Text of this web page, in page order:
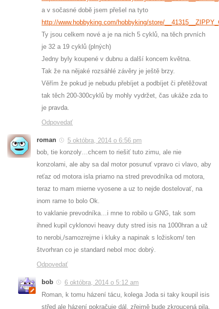
a v sočasné době jsem přešel na tyto
http://www.hobbyking.com/hobbyking/store/
Ty jsou celkem nové a je na nich 5 cyklů, na těch prvních
je 32 a 19 cyklů (plných)
Jedny byly koupené v dubnu a další koncem května.
Tak že na nějaké rozsáhlé závěry je ještě brzy.
Věřím že pokud je nebudu přebíjet a podbíjet či přetěžovat
tak těch 200-300cyklů by mohly vydržet, čas ukáže zda to
je pravda.
Odpovedať
roman
5 októbra, 2014 o 6:56 pm
bob, tie konzoly…chcem to riešiť tuto zimu, ale nie
konzolami, ale aby sa dal motor posunuť vpravo ci vlavo, aby
reťaz od motora isla priamo na stred prevodníka od motora,
teraz to mam mierne vyosene a uz to nejde dostelovať, na
inom rame to bolo Ok.
to vaklanie prevodníka…i mne to robilo u GNG, tak som
ihned kupil cyklonovi heavy duty stred isis na 1000hran a už
to nerobi,/samozrejme i kluky a napinak s ložiskom/ ten
štvorhran co je standard nebol moc dobrý.
Odpovedať
bob
6 októbra, 2014 o 5:12 am
Roman, k tomu házení tácu, kolega Joda si taky koupil isis
střed ale házení pokračuje dál, zřejmě bude zkroucená pila.